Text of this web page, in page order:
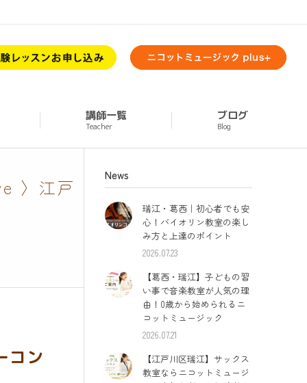
講師一覧
Teacher
ブログ
Blog
〉江戸
コン
News
瑞江・葛西｜初心者でも安
心！バイオリン教室の楽し
み方と上達のポイント
2026.07.23
【葛西・瑞江】子どもの習
い事で音楽教室が人気の理
由！0歳から始められるニ
コットミュージック
2026.07.21
【江戸川区瑞江】サックス
教室ならニコットミュージ